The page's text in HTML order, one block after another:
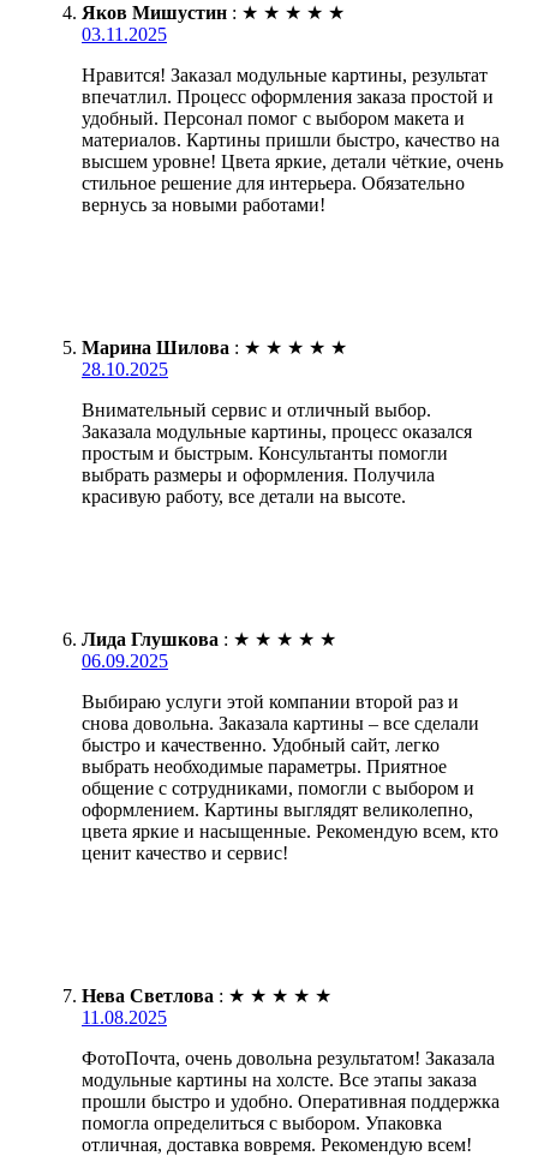
Яков Мишустин : ★ ★ ★ ★ ★
03.11.2025
Нравится! Заказал модульные картины, результат
впечатлил. Процесс оформления заказа простой и
удобный. Персонал помог с выбором макета и
материалов. Картины пришли быстро, качество на
высшем уровне! Цвета яркие, детали чёткие, очень
стильное решение для интерьера. Обязательно
вернусь за новыми работами!
Марина Шилова : ★ ★ ★ ★ ★
28.10.2025
Внимательный сервис и отличный выбор.
Заказала модульные картины, процесс оказался
простым и быстрым. Консультанты помогли
выбрать размеры и оформления. Получила
красивую работу, все детали на высоте.
Лида Глушкова : ★ ★ ★ ★ ★
06.09.2025
Выбираю услуги этой компании второй раз и
снова довольна. Заказала картины – все сделали
быстро и качественно. Удобный сайт, легко
выбрать необходимые параметры. Приятное
общение с сотрудниками, помогли с выбором и
оформлением. Картины выглядят великолепно,
цвета яркие и насыщенные. Рекомендую всем, кто
ценит качество и сервис!
Нева Светлова : ★ ★ ★ ★ ★
11.08.2025
ФотоПочта, очень довольна результатом! Заказала
модульные картины на холсте. Все этапы заказа
прошли быстро и удобно. Оперативная поддержка
помогла определиться с выбором. Упаковка
отличная, доставка вовремя. Рекомендую всем!